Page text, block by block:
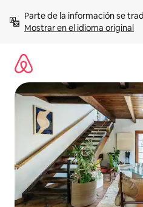
contenidoMostrar en el idioma original